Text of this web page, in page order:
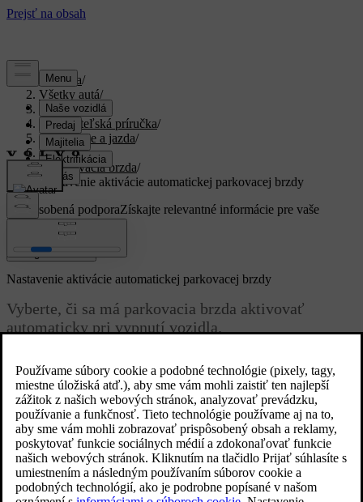
Podpora/
Všetky autá/
XC40 2024/
Používateľská príručka/
Štartovanie a jazda/
Brzdy/
Parkovacia brzda/
Nastavenie aktivácie automatickej parkovacej brzdy
Prispôsobená podporaZískajte relevantné informácie pre vaše
konkrétne auto.
Zaregistrovať sa
Nastavenie aktivácie automatickej parkovacej brzdy
Vyberte, či sa má parkovacia brzda aktivovať
automaticky pri vypnutí vozidla.
Ak chcete nastavenie zmeniť:
Ťuknite na položkuNastaveniav pohľade zhora na strednom
displeji.
StlačteMy Car→Parkovacia brzda a pruženiea vyberte alebo
zrušte výber funkcieAutomaticky aktivovať el. parkovaciu brzdu